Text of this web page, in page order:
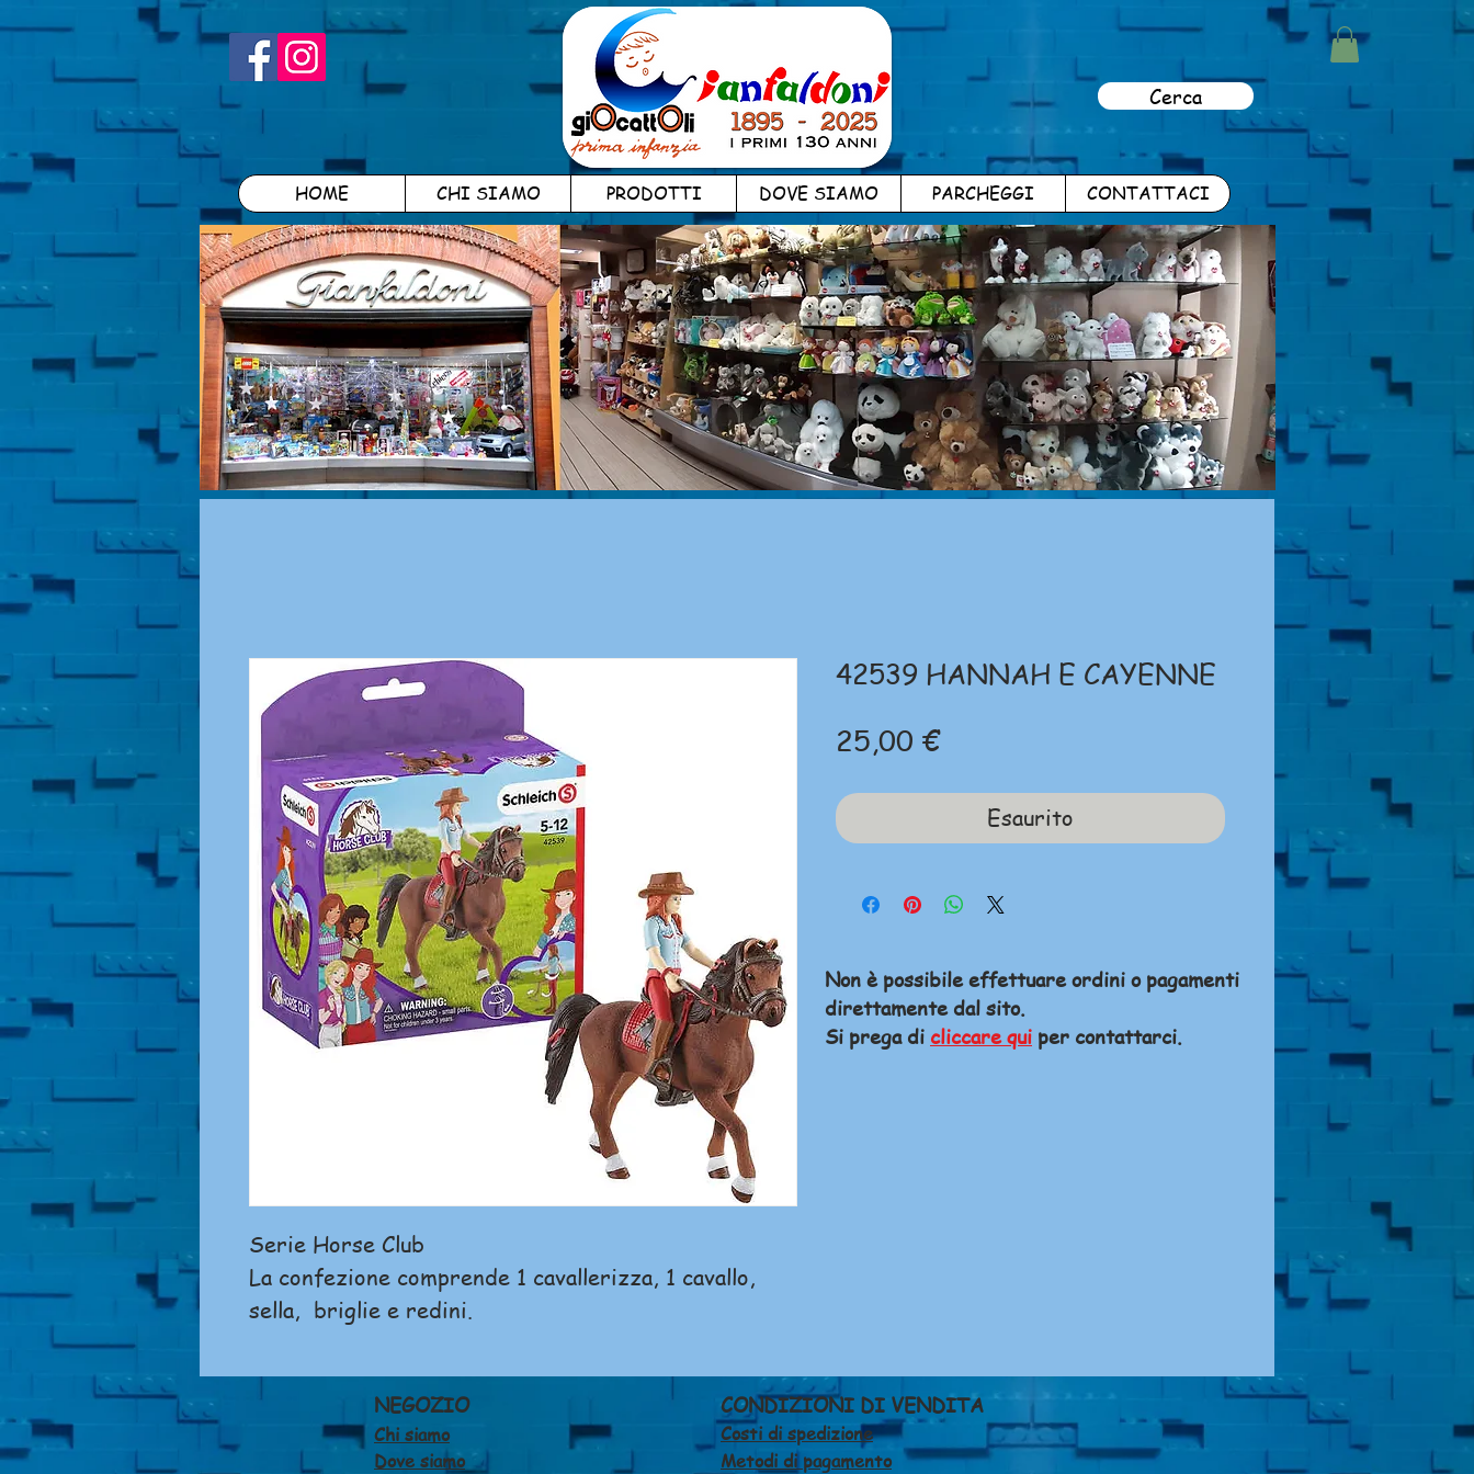
Cerca
HOME CHI SIAMO PRODOTTI DOVE SIAMO PARCHEGGI CONTATTACI
Serie Horse Club
La confezione comprende 1 cavallerizza, 1 cavallo,
sella, briglie e redini.
42539 HANNAH E CAYENNE
25,00 €Prezzo
Esaurito
Non è possibile effettuare ordini o pagamenti
direttamente dal sito.
Si prega di cliccare qui per contattarci.
NEGOZIO
Chi siamo
Dove siamo
CONDIZIONI DI VENDITA
Costi di spedizione
Metodi di pagamento